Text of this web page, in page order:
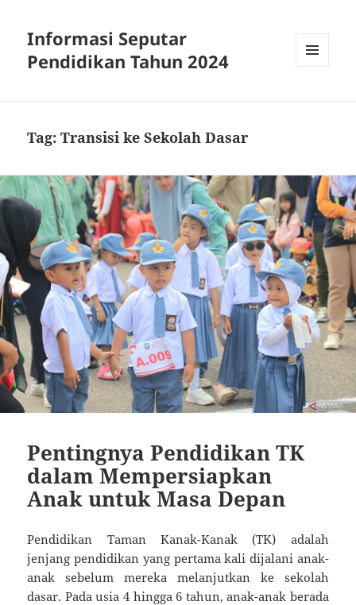
Informasi Seputar
Pendidikan Tahun 2024
Tag:Transisi ke Sekolah Dasar
Pentingnya Pendidikan TK
dalam Mempersiapkan
Anak untuk Masa Depan
Pendidikan Taman Kanak-Kanak (TK) adalah
jenjang pendidikan yang pertama kali dijalani anak-
anak sebelum mereka melanjutkan ke sekolah
dasar. Pada usia 4 hingga 6 tahun, anak-anak berada